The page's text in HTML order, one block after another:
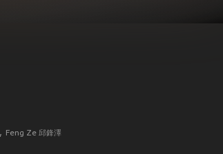
Feng Ze 邱鋒澤